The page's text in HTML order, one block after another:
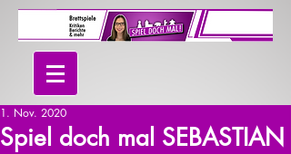
Spiel doch mal SEBASTIAN
1. Nov. 2020